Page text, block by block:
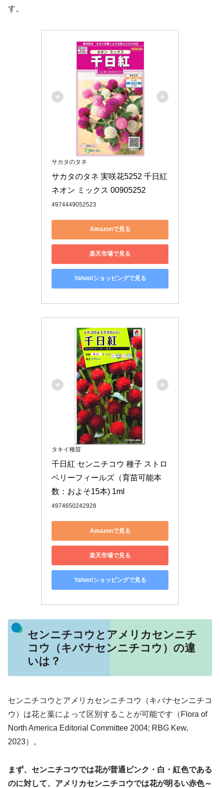
す。
サカタのタネ
サカタのタネ 実咲花5252 千日紅
ネオン ミックス 00905252
4974449052523
Amazonで見る
楽天市場で見る
Yahoo!ショッピングで見る
タキイ種苗
千日紅 センニチコウ 種子 ストロ
ベリーフィールズ（育苗可能本
数：およそ15本) 1ml
4974650242928
Amazonで見る
楽天市場で見る
Yahoo!ショッピングで見る
センニチコウとアメリカセンニチ
コウ（キバナセンニチコウ）の違
いは？
センニチコウとアメリカセンニチコウ（キバナセンニチコ
ウ）は花と葉によって区別することが可能です（Flora of
North America Editorial Committee 2004; RBG Kew,
2023）。
まず、センニチコウでは花が普通ピンク・白・紅色である
のに対して、アメリカセンニチコウでは花が明るい赤色～